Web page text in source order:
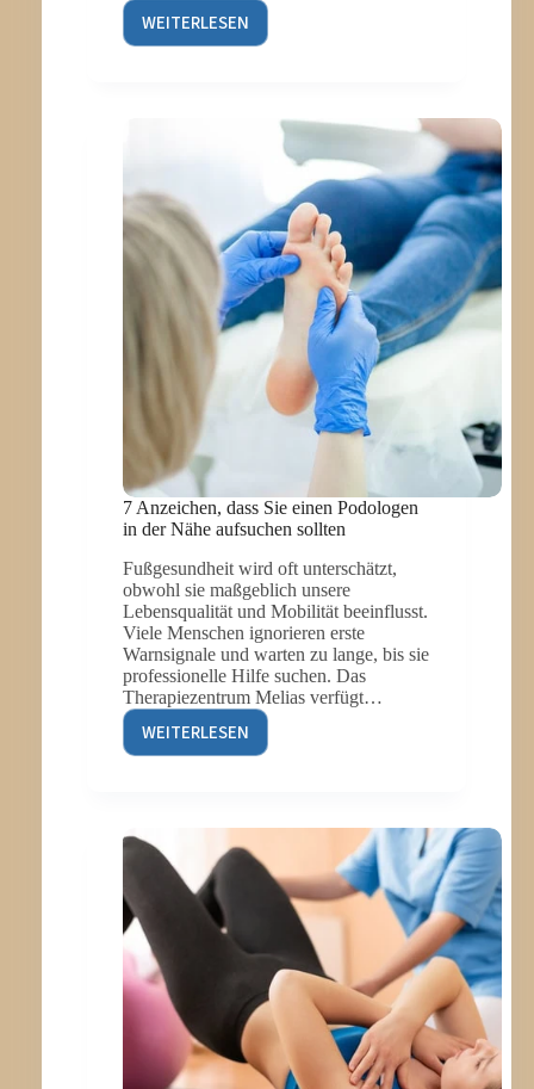
WEITERLESENERGOTHERAPIE
UND
ERFOLGSERLEBNISSE
7 Anzeichen, dass Sie einen Podologen
in der Nähe aufsuchen sollten
Fußgesundheit wird oft unterschätzt,
obwohl sie maßgeblich unsere
Lebensqualität und Mobilität beeinflusst.
Viele Menschen ignorieren erste
Warnsignale und warten zu lange, bis sie
professionelle Hilfe suchen. Das
Therapiezentrum Melias verfügt…
WEITERLESEN
7
EINEN
PODOLOGEN
IN
DER
NÄHE
AUFSUCHEN
SOLLTEN